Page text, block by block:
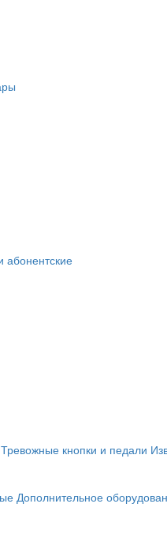
абонентские
Тревожные кнопки и педали
Дополнительное